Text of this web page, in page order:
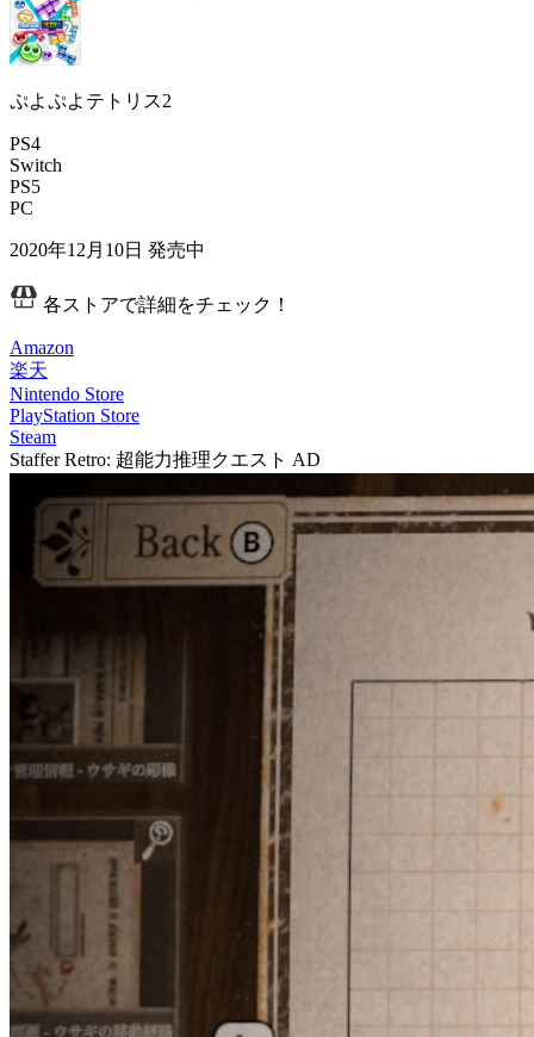
ぷよぷよテトリス2
PS4
Switch
PS5
PC
2020年12月10日 発売中
各ストアで詳細をチェック！
Amazon
楽天
Nintendo Store
PlayStation Store
Steam
Staffer Retro: 超能力推理クエスト AD